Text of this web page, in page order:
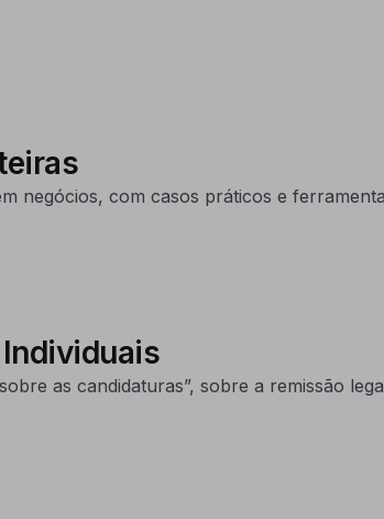
negócios, com casos práticos e
Individuais
as candidaturas”, sobre a remissão